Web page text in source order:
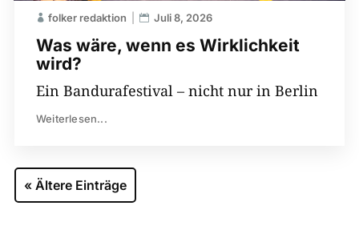
Was wäre, wenn es Wirklichkeit
wird?
folker redaktion Juli 8, 2026
Ein Bandurafestival – nicht nur in Berlin
Weiterlesen...
« Ältere Einträge